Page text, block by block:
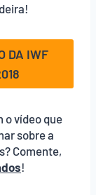
DA IWF
o vídeo que
sobre a
Comente,
!